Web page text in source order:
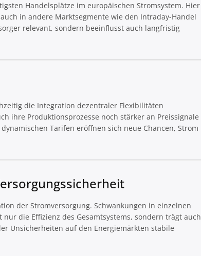
Handelsplätze im europäischen Stromsystem. Hier
in andere Marktsegmente wie den Intraday-Handel
relevant, sondern beeinflusst auch langfristig
die Integration dezentraler Flexibilitäten
ihre Produktionsprozesse noch stärker an Preissignale
Tarifen eröffnen sich neue Chancen, Strom
der Stromversorgung. Schwankungen in einzelnen
die Effizienz des Gesamtsystems, sondern trägt auch
Unsicherheiten auf den Energiemärkten stabile